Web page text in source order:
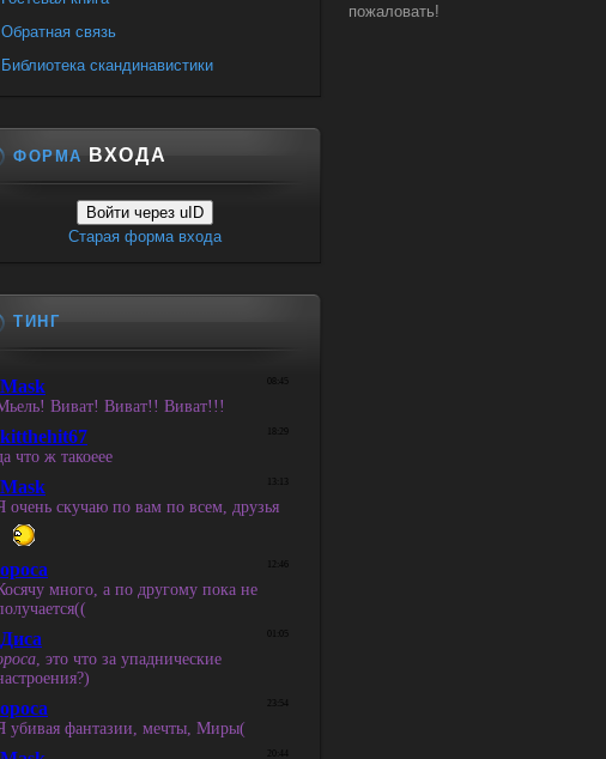
пожаловать!
Обратная связь
Библиотека скандинавистики
ФОРМА ВХОДА
Войти через uID
Старая форма входа
ТИНГ